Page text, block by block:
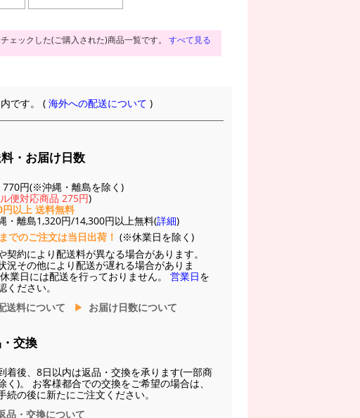
ェックした(ご購入された)商品一覧です。 すべて見る
です。 (海外への配送について )
・お届け日数
770円(※沖縄・離島を除く)
便対応商品 275円)
以上 送料無料
・離島1,320円/14,300円以上無料(詳細)
でのご注文は当日出荷！ (※休業日を除く)
契約により配送料が異なる場合があります。
況その他により配送が遅れる場合がありま
業日には配送を行っておりません。 営業日を
ください。
送料について
お届け日数について
交換
着後、8日以内は返品・交換を承ります(一部商
く)。 お客様都合での交換をご希望の場合は、
続の後に新たにご注文ください。
品・交換について